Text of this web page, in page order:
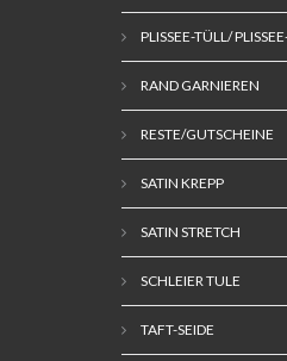
PLISSEE-TÜLL/
RAND GARNIEREN
RESTE/GUTSCHEINE
SATIN KREPP
SATIN STRETCH
SCHLEIER TULE
TAFT-SEIDE